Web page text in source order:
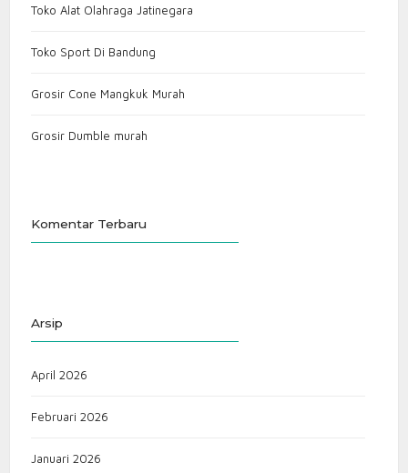
Toko Alat Olahraga Jatinegara
Toko Sport Di Bandung
Grosir Cone Mangkuk Murah
Grosir Dumble murah
Komentar Terbaru
Arsip
April 2026
Februari 2026
Januari 2026